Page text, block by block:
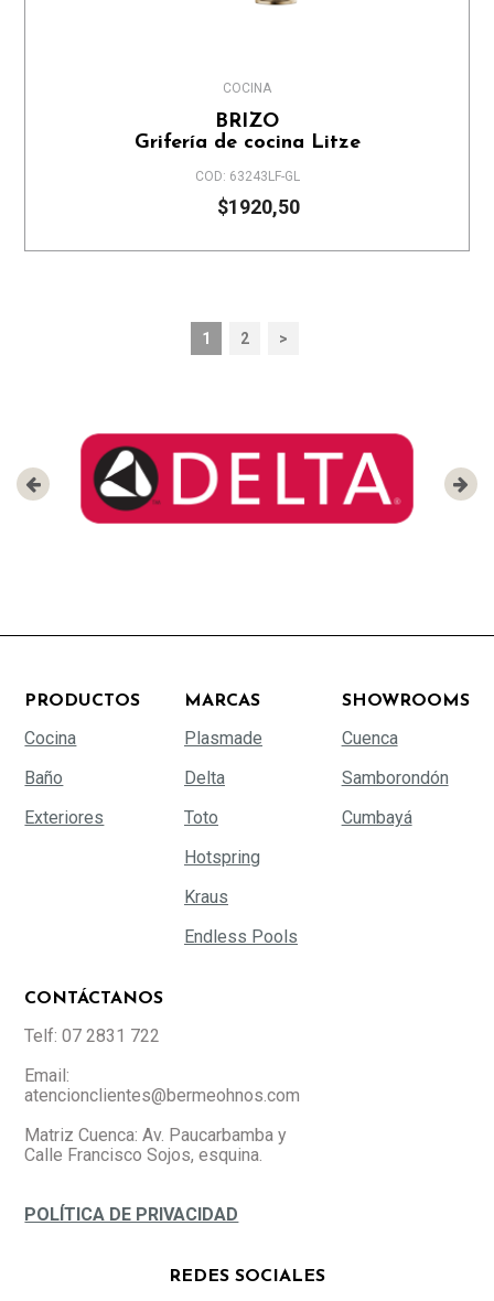
COCINA
BRIZO
Grifería de cocina Litze
COD: 63243LF-GL
$1920,50
1 2 >
REDES SOCIALES
PRODUCTOS
Cocina
Baño
Exteriores
MARCAS
Plasmade
Delta
Toto
Hotspring
Kraus
Endless Pools
SHOWROOMS
Cuenca
Samborondón
Cumbayá
CONTÁCTANOS
Telf: 07 2831 722
Email:
atencionclientes@bermeohnos.com
Matriz Cuenca: Av. Paucarbamba y
Calle Francisco Sojos, esquina.
POLÍTICA DE PRIVACIDAD